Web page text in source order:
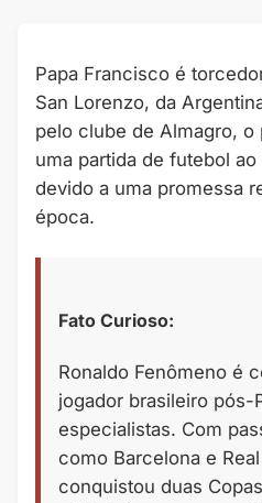
Papa Francisco é
San Lorenzo, da
pelo clube de Almagro,
uma partida de futebol
devido a uma promessa
época.
Fato Curioso:
Ronaldo Fenômeno é
jogador brasileiro pós-
especialistas. Com
como Barcelona e
conquistou duas